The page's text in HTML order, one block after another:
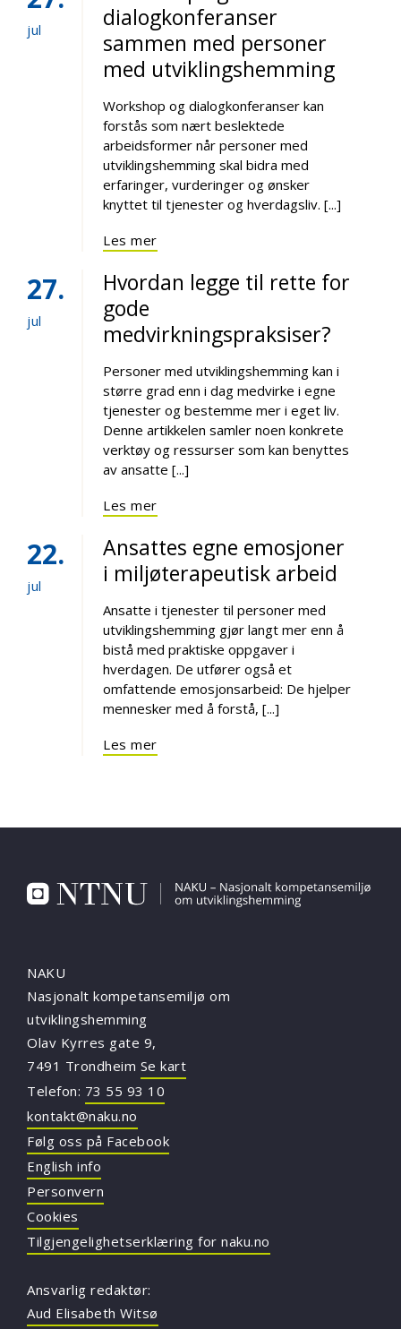
jul
dialogkonferanser
sammen med personer
med utviklingshemming
Workshop og dialogkonferanser kan
forstås som nært beslektede
arbeidsformer når personer med
utviklingshemming skal bidra med
erfaringer, vurderinger og ønsker
knyttet til tjenester og hverdagsliv. [...]
Les mer
27
jul
Hvordan legge til rette for
gode
medvirkningspraksiser?
Personer med utviklingshemming kan i
større grad enn i dag medvirke i egne
tjenester og bestemme mer i eget liv.
Denne artikkelen samler noen konkrete
verktøy og ressurser som kan benyttes
av ansatte [...]
Les mer
22
jul
Ansattes egne emosjoner
i miljøterapeutisk arbeid
Ansatte i tjenester til personer med
utviklingshemming gjør langt mer enn å
bistå med praktiske oppgaver i
hverdagen. De utfører også et
omfattende emosjonsarbeid: De hjelper
mennesker med å forstå, [...]
Les mer
NAKU
Nasjonalt kompetansemiljø om
utviklingshemming
Olav Kyrres gate 9,
7491 Trondheim Se kart
Telefon: 73 55 93 10
kontakt@naku.no
Følg oss på Facebook
English info
Personvern
Cookies
Tilgjengelighetserklæring for naku.no
Ansvarlig redaktør:
Aud Elisabeth Witsø